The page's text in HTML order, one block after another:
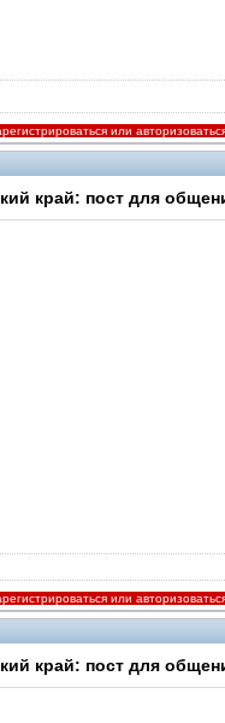
или
край: пост для
или
край: пост для